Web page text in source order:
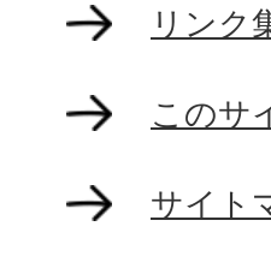
リンク
このサ
サイト